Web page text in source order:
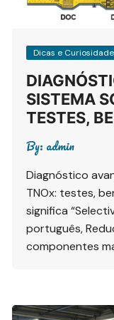
Dicas e
SISTEMA
TESTES,
By: admin
Diagnóstico
TNOx: testes,
significa
português,
componentes